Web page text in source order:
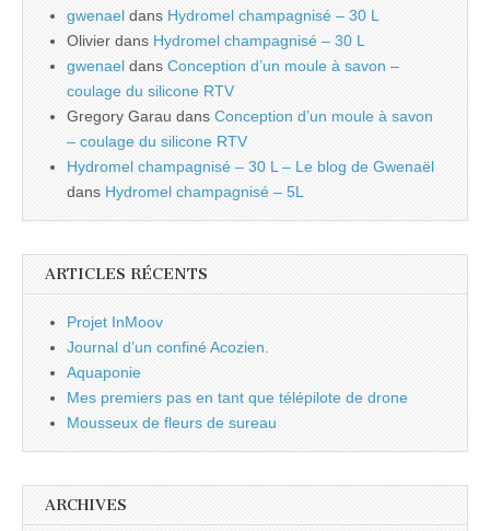
gwenael dans Hydromel champagnisé – 30 L
Olivier dans Hydromel champagnisé – 30 L
gwenael dans Conception d’un moule à savon –
coulage du silicone RTV
Gregory Garau dans Conception d’un moule à savon
– coulage du silicone RTV
Hydromel champagnisé – 30 L – Le blog de Gwenaël
dans Hydromel champagnisé – 5L
ARTICLES RÉCENTS
Projet InMoov
Journal d’un confiné Acozien.
Aquaponie
Mes premiers pas en tant que télépilote de drone
Mousseux de fleurs de sureau
ARCHIVES